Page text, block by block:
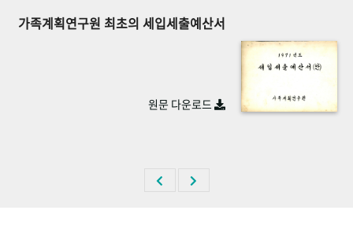
사진 아카이브 문서 기록물 행정박물
숫자로 보는 50년 50+1주년 광장
가족계획연구원 최초의 세입세출예산서
원문 다운로드